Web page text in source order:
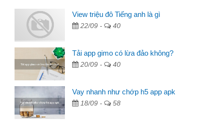
View triệu đô Tiếng anh là gì
22/09 - 40
Tải app gimo có lừa đảo không?
20/09 - 40
Vay nhanh như chớp h5 app apk
18/09 - 58